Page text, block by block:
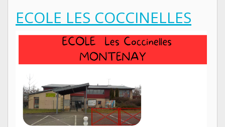
ECOLE LES COCCINELLES